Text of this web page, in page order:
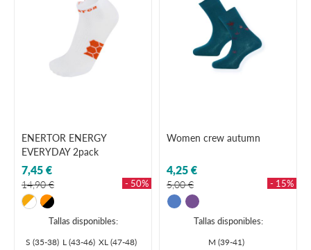
ENERTOR ENERGY
EVERYDAY 2pack
7,45 €
14,90 € - 50%
Tallas disponibles:
S (35-38) L (43-46) XL (47-48)
Women crew autumn
4,25 €
5,00 € - 15%
Tallas disponibles:
M (39-41)